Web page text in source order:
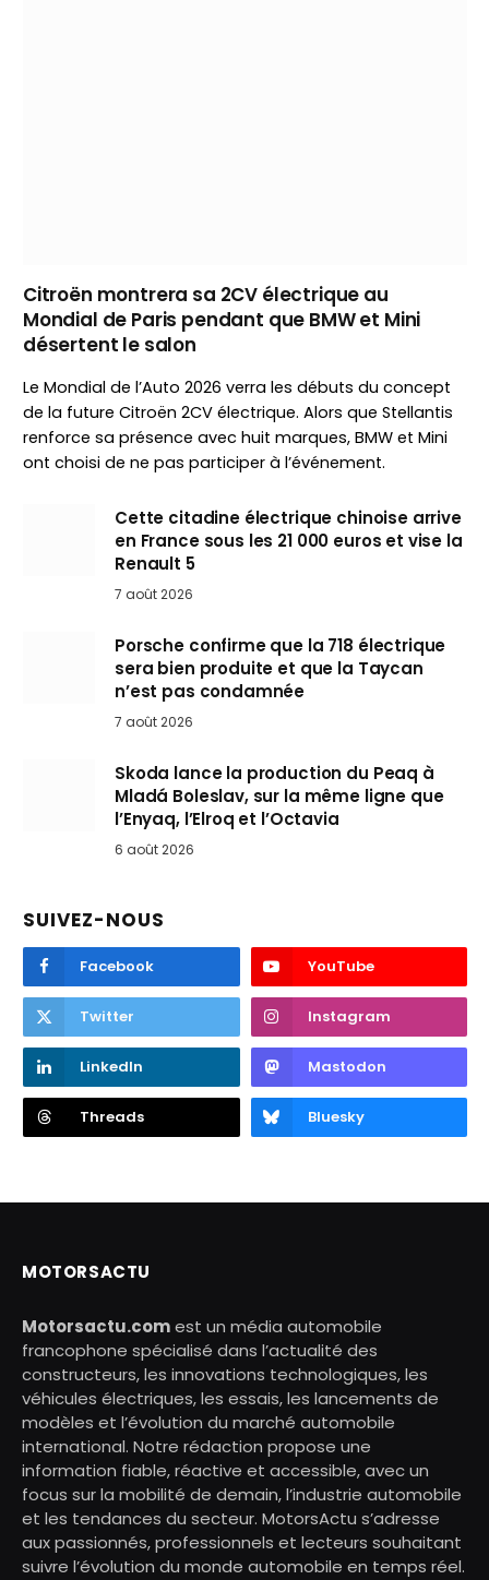
Citroën montrera sa 2CV électrique au
Mondial de Paris pendant que BMW et Mini
désertent le salon
Le Mondial de l’Auto 2026 verra les débuts du concept
de la future Citroën 2CV électrique. Alors que Stellantis
renforce sa présence avec huit marques, BMW et Mini
ont choisi de ne pas participer à l’événement.
Cette citadine électrique chinoise arrive
en France sous les 21 000 euros et vise la
Renault 5
7 août 2026
Porsche confirme que la 718 électrique
sera bien produite et que la Taycan
n’est pas condamnée
7 août 2026
Skoda lance la production du Peaq à
Mladá Boleslav, sur la même ligne que
l’Enyaq, l’Elroq et l’Octavia
6 août 2026
SUIVEZ-NOUS
Facebook YouTube
Twitter Instagram
LinkedIn Mastodon
Threads Bluesky
MOTORSACTU
Motorsactu.comest un média automobile
francophone spécialisé dans l’actualité des
constructeurs, les innovations technologiques, les
véhicules électriques, les essais, les lancements de
modèles et l’évolution du marché automobile
international. Notre rédaction propose une
information fiable, réactive et accessible, avec un
focus sur la mobilité de demain, l’industrie automobile
et les tendances du secteur. MotorsActu s’adresse
aux passionnés, professionnels et lecteurs souhaitant
suivre l’évolution du monde automobile en temps réel.